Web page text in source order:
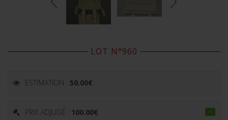
LOT N°960
ESTIMATION : 50.00€
PRIX ADJUGÉ : 100.00€